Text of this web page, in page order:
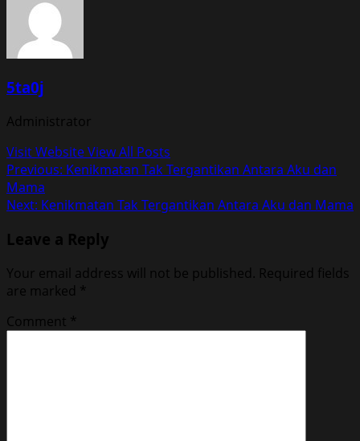
5ta0j
Administrator
Visit WebsiteView All Posts
Post
navigation
Previous: Kenikmatan Tak Tergantikan Antara Aku dan
Mama
Next: Kenikmatan Tak Tergantikan Antara Aku dan Mama
Leave a Reply
Your email address will not be published. Required fields
are marked *
Comment *